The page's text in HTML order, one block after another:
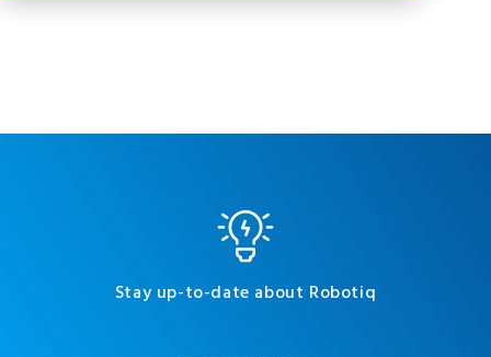
Stay up-to-date about Robotiq